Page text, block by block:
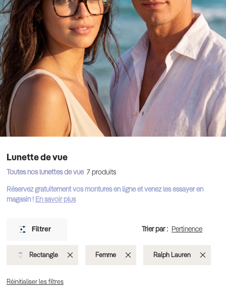
Lunette de vue
Toutes nos lunettes de vue 7 produits
Réservez gratuitement vos montures en ligne et venez les essayer en
magasin ! En savoir plus
Filtrer Trier par :
Rectangle SupprimerFemme SupprimerRalph Lauren
Réinitialiser les filtres